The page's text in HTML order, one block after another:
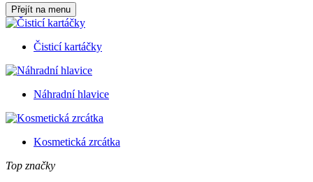
Přejít na menu
Čisticí kartáčky
Náhradní hlavice
Kosmetická zrcátka
Top značky